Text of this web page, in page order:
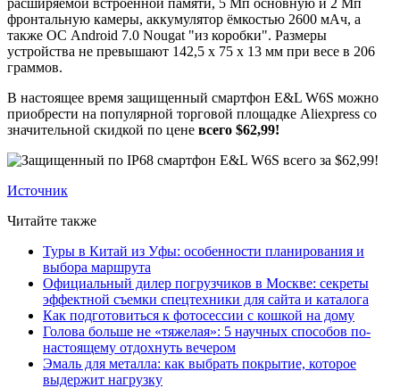
фронтальную камеры, аккумулятор ёмкостью 2600 мАч, а
также ОС Android 7.0 Nougat "из коробки". Размеры
устройства не превышают 142,5 х 75 х 13 мм при весе в 206
граммов.
В настоящее время защищенный смартфон E&L W6S можно
приобрести на популярной торговой площадке Aliexpress со
значительной скидкой по цене всего $62,99!
Источник
Читайте также
Туры в Китай из Уфы: особенности планирования и
выбора маршрута
Официальный дилер погрузчиков в Москве: секреты
эффектной съемки спецтехники для сайта и каталога
Как подготовиться к фотосессии с кошкой на дому
Голова больше не «тяжелая»: 5 научных способов по-
настоящему отдохнуть вечером
Эмаль для металла: как выбрать покрытие, которое
выдержит нагрузку